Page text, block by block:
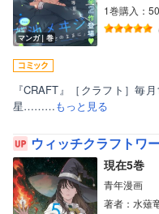
マンガ｜巻
1巻購入：
『CRAFT』［クラフト］
星………もっと見る
ウィッチクラフトワ
現在5巻
青年漫画
著者：水薙